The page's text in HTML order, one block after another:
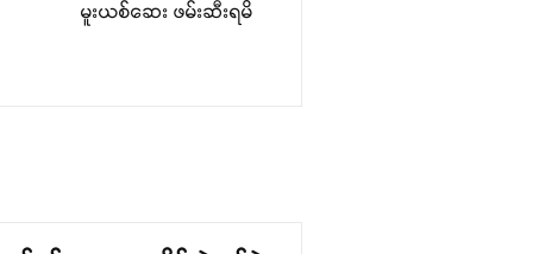
မူးယစ်ဆေး ဖမ်းဆီးရမိ